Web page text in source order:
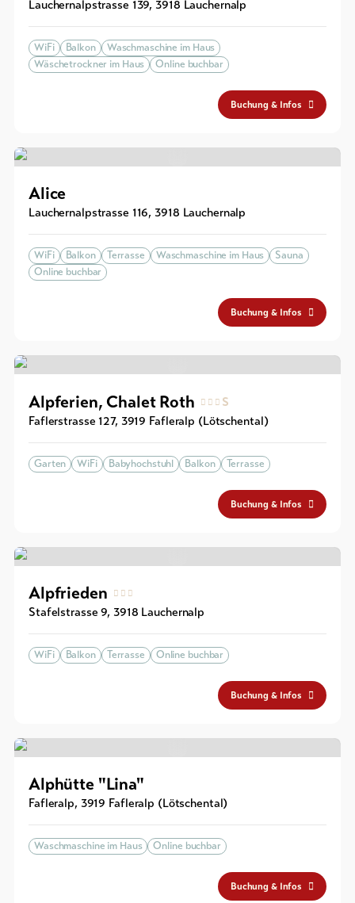
Lauchernalpstrasse 139, 3918 Lauchernalp
WiFi Balkon
Waschmaschine im Haus
Wäschetrockner im Haus
Online buchbar
Buchung & Infos
Alice
Lauchernalpstrasse 116, 3918 Lauchernalp
WiFi Balkon Terrasse Waschmaschine im Haus
Sauna
Online buchbar
Buchung & Infos
Alpferien, Chalet Roth
S
Faflerstrasse 127, 3919 Fafleralp (Lötschental)
Garten WiFi Babyhochstuhl Balkon Terrasse
Buchung & Infos
Alpfrieden
Stafelstrasse 9, 3918 Lauchernalp
WiFi Balkon Terrasse Online buchbar
Buchung & Infos
Alphütte "Lina"
Fafleralp, 3919 Fafleralp (Lötschental)
Waschmaschine im Haus Online buchbar
Buchung & Infos